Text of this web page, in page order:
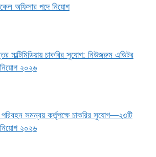
অফিসার পদে নিয়োগ
মাল্টিমিডিয়ায় চাকরির সুযোগ: নিউজরুম এডিটর
২০২৬
পরিবহন সমন্বয় কর্তৃপক্ষে চাকরির সুযোগ—২৩টি
২০২৬